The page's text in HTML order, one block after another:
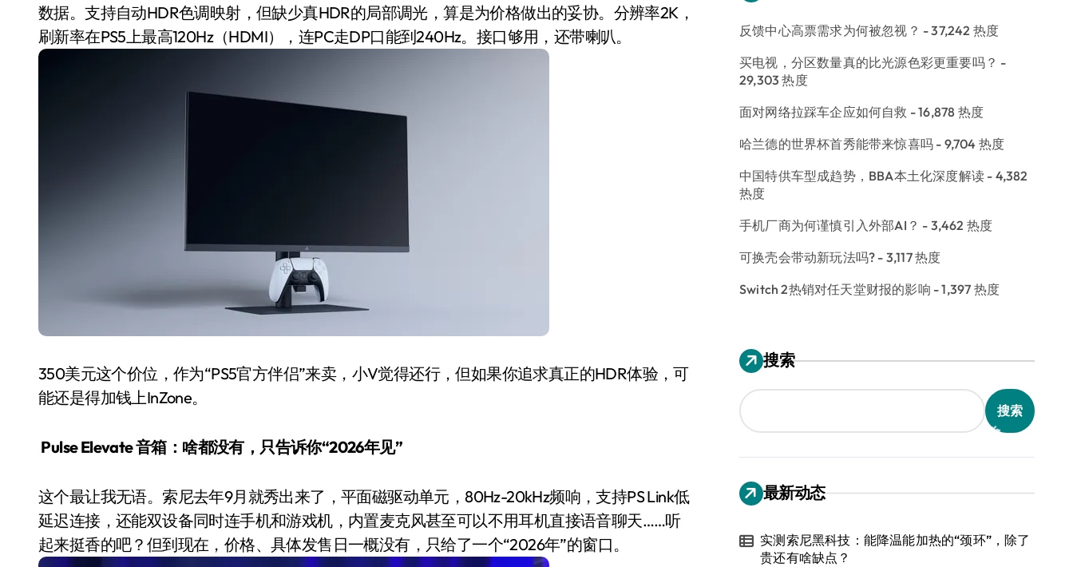
数据。支持自动HDR色调映射，但缺少真HDR的局部调光，算是为价格做出的妥协。分辨率2K，
刷新率在PS5上最高120Hz（HDMI），连PC走DP口能到240Hz。接口够用，还带喇叭。
350美元这个价位，作为“PS5官方伴侣”来卖，小V觉得还行，但如果你追求真正的HDR体验，可
能还是得加钱上InZone。
Pulse Elevate 音箱：啥都没有，只告诉你“2026年见”
这个最让我无语。索尼去年9月就秀出来了，平面磁驱动单元，80Hz-20kHz频响，支持PS Link低
延迟连接，还能双设备同时连手机和游戏机，内置麦克风甚至可以不用耳机直接语音聊天……听
起来挺香的吧？但到现在，价格、具体发售日一概没有，只给了一个“2026年”的窗口。
反馈中心高票需求为何被忽视？ - 37,242 热度
买电视，分区数量真的比光源色彩更重要吗？ -
29,303 热度
面对网络拉踩车企应如何自救 - 16,878 热度
哈兰德的世界杯首秀能带来惊喜吗 - 9,704 热度
中国特供车型成趋势，BBA本土化深度解读 - 4,382
热度
手机厂商为何谨慎引入外部AI？ - 3,462 热度
可换壳会带动新玩法吗? - 3,117 热度
Switch 2热销对任天堂财报的影响 - 1,397 热度
搜索
搜索
最新动态
实测索尼黑科技：能降温能加热的“颈环”，除了
贵还有啥缺点？